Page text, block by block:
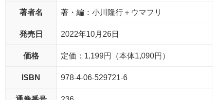
著者名 著・編：小川隆行＋ウマフリ
発売日 2022年10月26日
価格 定価：1,199円（本体1,090円）
ISBN 978-4-06-529721-6